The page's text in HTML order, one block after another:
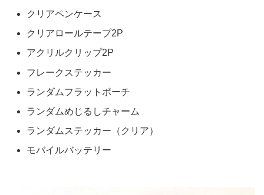
クリアペンケース
クリアロールテープ2P
アクリルクリップ2P
フレークステッカー
ランダムフラットポーチ
ランダムめじるしチャーム
ランダムステッカー（クリア）
モバイルバッテリー